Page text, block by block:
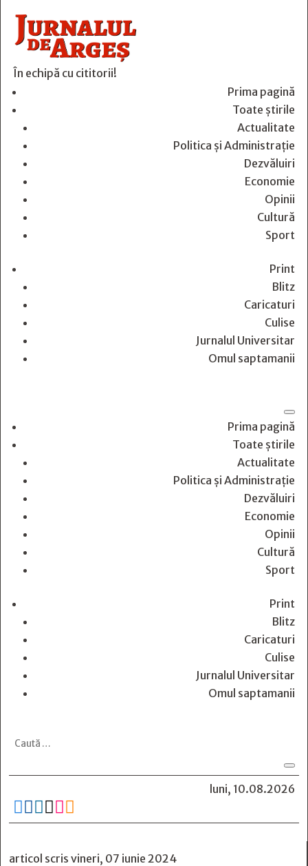
În echipă cu cititorii!
Prima pagină
Toate știrile
Actualitate
Politica și Administrație
Dezvăluiri
Economie
Opinii
Cultură
Sport
Print
Blitz
Caricaturi
Culise
Jurnalul Universitar
Omul saptamanii
Prima pagină
Toate știrile
Actualitate
Politica și Administrație
Dezvăluiri
Economie
Opinii
Cultură
Sport
Print
Blitz
Caricaturi
Culise
Jurnalul Universitar
Omul saptamanii
luni, 10.08.2026
     
articol scris vineri, 07 iunie 2024